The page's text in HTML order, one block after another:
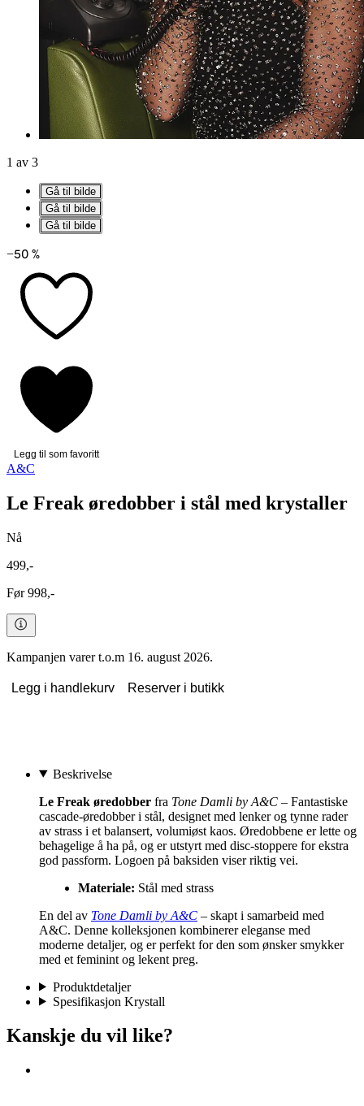
1 av 3
Gå til bilde
Gå til bilde
Gå til bilde
−50 %
Legg til som favoritt
A&C
Le Freak øredobber i stål med krystaller
Nå
499,-
Før 998,-
Kampanjen varer t.o.m 16. august 2026.
Legg i handlekurv Reserver i butikk
Beskrivelse
Le Freak øredobber fra Tone Damli by A&C – Fantastiske
cascade-øredobber i stål, designet med lenker og tynne rader
av strass i et balansert, volumiøst kaos. Øredobbene er lette og
behagelige å ha på, og er utstyrt med disc-stoppere for ekstra
god passform. Logoen på baksiden viser riktig vei.
Materiale: Stål med strass
En del av Tone Damli by A&C – skapt i samarbeid med
A&C. Denne kolleksjonen kombinerer eleganse med
moderne detaljer, og er perfekt for den som ønsker smykker
med et feminint og lekent preg.
Produktdetaljer
Spesifikasjon Krystall
Kanskje du vil like?